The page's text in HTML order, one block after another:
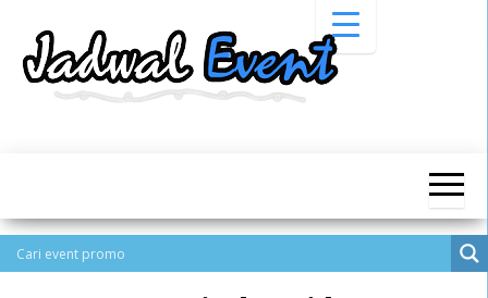
Pameran,
Pameran,
Seminar,
Bazaar,
Workshop,